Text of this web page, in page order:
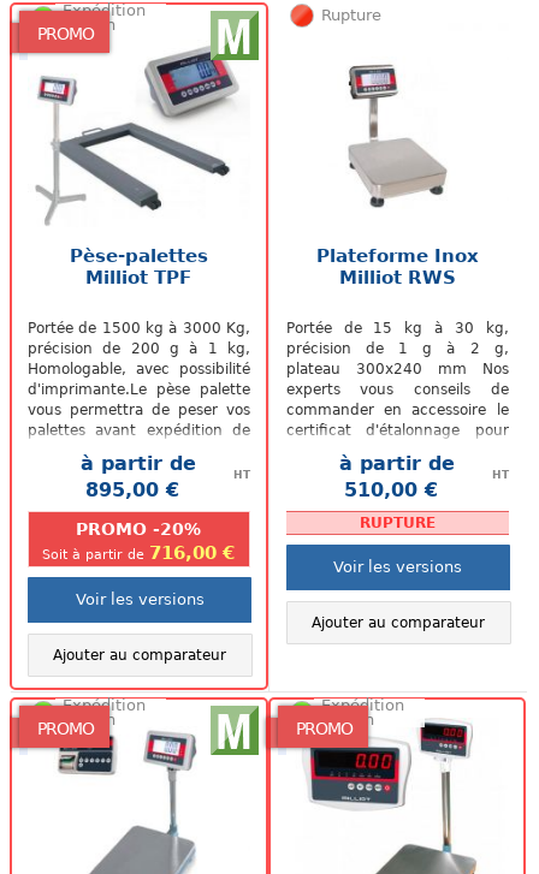
PROMO
Expédition
48/72h
Pèse-palettes
Milliot TPF
Portée de 1500 kg à 3000 Kg,
précision de 200 g à 1 kg,
Homologable, avec possibilité
d'imprimante.Le pèse palette
vous permettra de peser vos
palettes avant expédition de
vos marchandises. Il a...
à partir de
895,00 €
HT
PROMO -20%
Soit à partir de 716,00 €
Voir les versions
Ajouter au comparateur
Rupture
Plateforme Inox
Milliot RWS
Portée de 15 kg à 30 kg,
précision de 1 g à 2 g,
plateau 300x240 mm Nos
experts vous conseils de
commander en accessoire le
certificat d'étalonnage pour
assurer une précision
optimale de votre...
à partir de
510,00 €
HT
RUPTURE
Voir les versions
Ajouter au comparateur
PROMO
Expédition
48/72h
PROMO
Expédition
48/72h